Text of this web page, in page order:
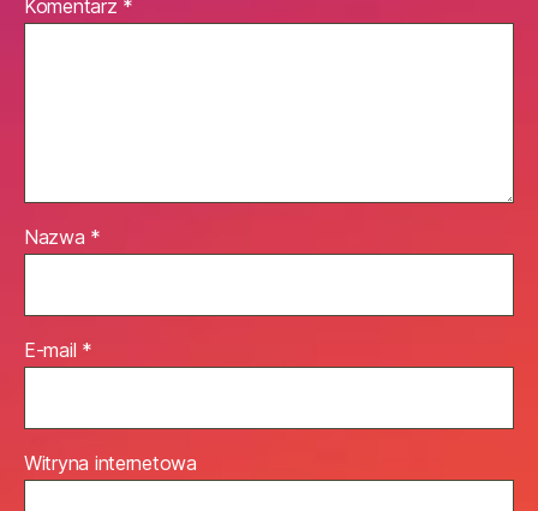
Komentarz *
Nazwa *
E-mail *
Witryna internetowa